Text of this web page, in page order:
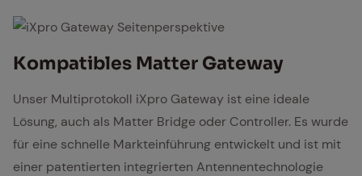
iXpro Gateway Seitenperspektive
Kom­pa­ti­bles Mat­ter Gate­way
Unser Multiprotokoll iX­pro Gate­way ist eine ideale
Lösung, auch als Matter Bridge oder Controller. Es wurde
für eine schnelle Markteinführung entwickelt und ist mit
einer patentierten integrierten Antennentechnologie